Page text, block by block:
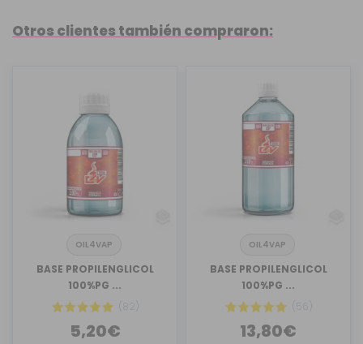
Otros clientes también compraron:
OIL4VAP
BASE PROPILENGLICOL
100%PG ...
(82)
5,20€
OIL4VAP
BASE PROPILENGLICOL
100%PG ...
(56)
13,80€